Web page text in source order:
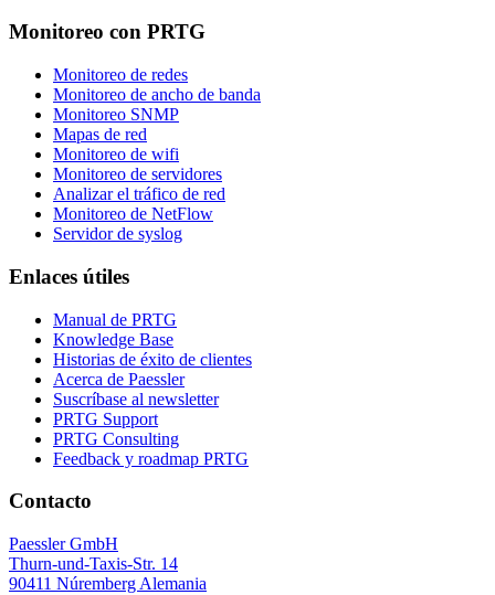
Monitoreo con PRTG
Monitoreo de redes
Monitoreo de ancho de banda
Monitoreo SNMP
Mapas de red
Monitoreo de wifi
Monitoreo de servidores
Analizar el tráfico de red
Monitoreo de NetFlow
Servidor de syslog
Enlaces útiles
Manual de PRTG
Knowledge Base
Historias de éxito de clientes
Acerca de Paessler
Suscríbase al newsletter
PRTG Support
PRTG Consulting
Feedback y roadmap PRTG
Contacto
Paessler GmbH
Thurn-und-Taxis-Str. 14
90411 Núremberg Alemania